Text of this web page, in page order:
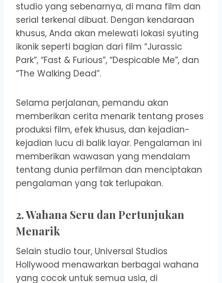
studio yang sebenarnya, di mana film dan
serial terkenal dibuat. Dengan kendaraan
khusus, Anda akan melewati lokasi syuting
ikonik seperti bagian dari film “Jurassic
Park”, “Fast & Furious”, “Despicable Me”, dan
“The Walking Dead”.
Selama perjalanan, pemandu akan
memberikan cerita menarik tentang proses
produksi film, efek khusus, dan kejadian-
kejadian lucu di balik layar. Pengalaman ini
memberikan wawasan yang mendalam
tentang dunia perfilman dan menciptakan
pengalaman yang tak terlupakan.
2. Wahana Seru dan Pertunjukan
Menarik
Selain studio tour, Universal Studios
Hollywood menawarkan berbagai wahana
yang cocok untuk semua usia, di